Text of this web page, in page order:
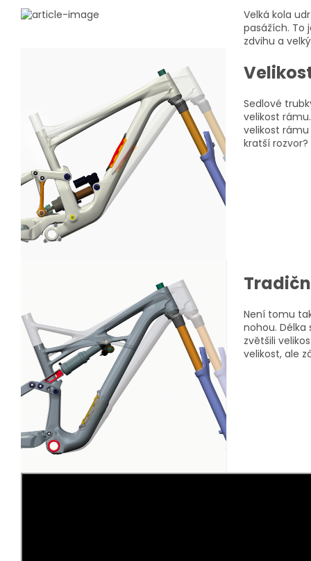
Velká kola
pasážích. To
zdvihu a
Sedlové
velikost
velikost
kratší
Není tomu
nohou.
zvětšili
velikost, ale